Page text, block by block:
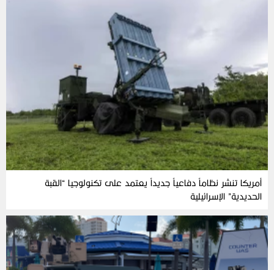
أمريكا تنشر نظاماً دفاعياً جديداً يعتمد على تكنولوجيا “القبة
الحديدية” الإسرائيلية